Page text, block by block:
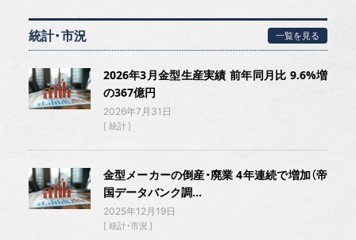
統計・市況 一覧を見る
2026年3月金型生産実績 前年同月比 9.6%増
の367億円
2026年7月31日
統計
金型メーカーの倒産・廃業 4年連続で増加（帝
国データバンク調...
2025年12月19日
統計・市況